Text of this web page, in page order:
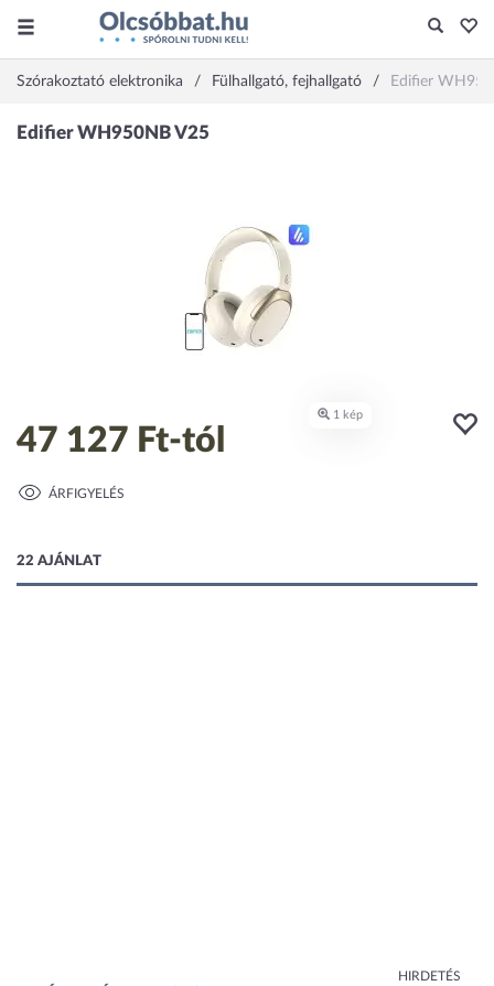
Szórakoztató elektronika Fülhallgató, fejhallgató Edifier
47 127 Ft-tól
ÁRFIGYELÉS
22 AJÁNLAT
HIRDETÉS